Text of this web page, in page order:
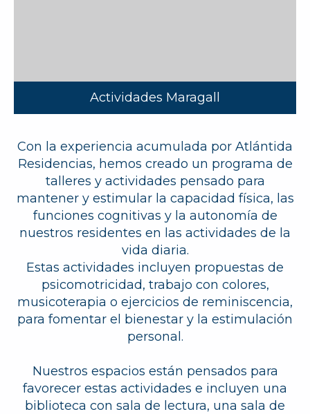
Actividades Maragall
Con la experiencia acumulada por Atlántida
Residencias, hemos creado un programa de
talleres y actividades pensado para
mantener y estimular la capacidad física, las
funciones cognitivas y la autonomía de
nuestros residentes en las actividades de la
vida diaria.
Estas actividades incluyen propuestas de
psicomotricidad, trabajo con colores,
musicoterapia o ejercicios de reminiscencia,
para fomentar el bienestar y la estimulación
personal.
Nuestros espacios están pensados ​​para
favorecer estas actividades e incluyen una
biblioteca con sala de lectura, una sala de